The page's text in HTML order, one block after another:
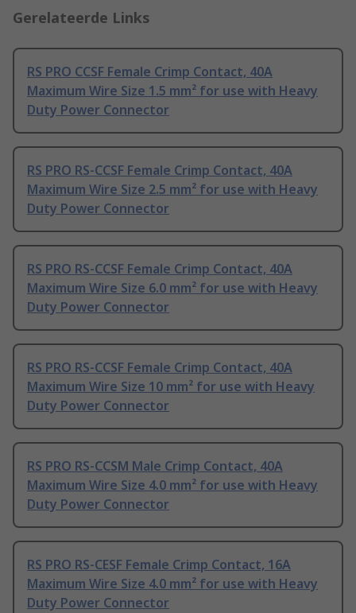
Gerelateerde Links
RS PRO CCSF Female Crimp Contact, 40A
Maximum Wire Size 1.5 mm² for use with Heavy
Duty Power Connector
RS PRO RS-CCSF Female Crimp Contact, 40A
Maximum Wire Size 2.5 mm² for use with Heavy
Duty Power Connector
RS PRO RS-CCSF Female Crimp Contact, 40A
Maximum Wire Size 6.0 mm² for use with Heavy
Duty Power Connector
RS PRO RS-CCSF Female Crimp Contact, 40A
Maximum Wire Size 10 mm² for use with Heavy
Duty Power Connector
RS PRO RS-CCSM Male Crimp Contact, 40A
Maximum Wire Size 4.0 mm² for use with Heavy
Duty Power Connector
RS PRO RS-CESF Female Crimp Contact, 16A
Maximum Wire Size 4.0 mm² for use with Heavy
Duty Power Connector